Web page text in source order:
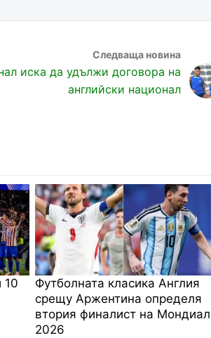
иска да удължи договора на
английски национал
10
Футболната класика Англия
срещу Аржентина определя
втория финалист на Мондиал
2026